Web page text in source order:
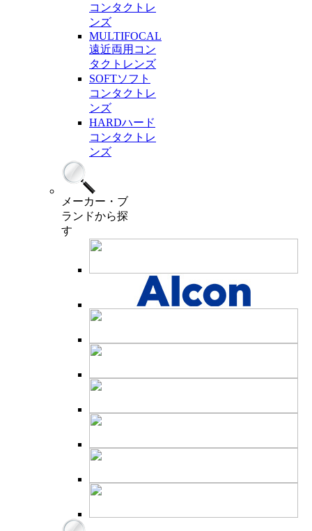
コンタクトレ
ンズ
MULTIFOCAL
遠近両用コン
タクトレンズ
SOFTソフト
コンタクトレ
ンズ
HARDハード
コンタクトレ
ンズ
メーカー・ブ
ランドから探
す